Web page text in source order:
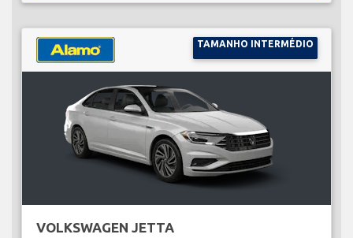
TAMANHO INTERMÉDIO
VOLKSWAGEN JETTA